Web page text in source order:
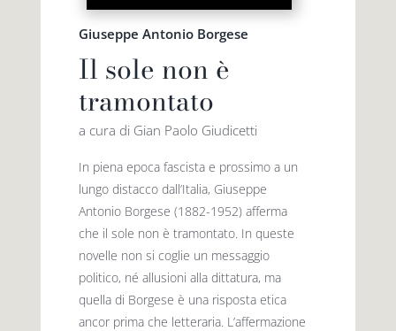
Giuseppe Antonio Borgese
Il sole non è
tramontato
a cura di Gian Paolo Giudicetti
In piena epoca fascista e prossimo a un
lungo distacco dall’Italia, Giuseppe
Antonio Borgese (1882-1952) afferma
che il sole non è tramontato. In queste
novelle non si coglie un messaggio
politico, né allusioni alla dittatura, ma
quella di Borgese è una risposta etica
ancor prima che letteraria. L’affermazione